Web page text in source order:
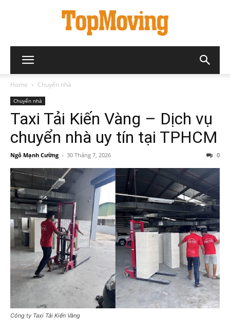
Home Chuyển nhà
Chuyển nhà
Taxi Tải Kiến Vàng – Dịch vụ
chuyển nhà uy tín tại TPHCM
Ngô Mạnh Cường - 30 Tháng 7, 2026 0
Công ty Taxi Tải Kiến Vàng